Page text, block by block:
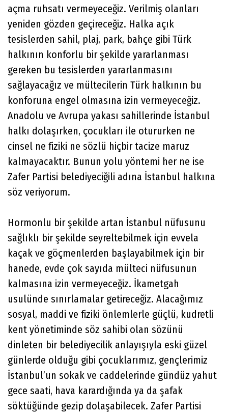
açma ruhsatı vermeyeceğiz. Verilmiş olanları
yeniden gözden geçireceğiz. Halka açık
tesislerden sahil, plaj, park, bahçe gibi Türk
halkının konforlu bir şekilde yararlanması
gereken bu tesislerden yararlanmasını
sağlayacağız ve mültecilerin Türk halkının bu
konforuna engel olmasına izin vermeyeceğiz.
Anadolu ve Avrupa yakası sahillerinde İstanbul
halkı dolaşırken, çocukları ile otururken ne
cinsel ne fiziki ne sözlü hiçbir tacize maruz
kalmayacaktır. Bunun yolu yöntemi her ne ise
Zafer Partisi belediyeciğili adına İstanbul halkına
söz veriyorum.
Hormonlu bir şekilde artan İstanbul nüfusunu
sağlıklı bir şekilde seyreltebilmek için evvela
kaçak ve göçmenlerden başlayabilmek için bir
hanede, evde çok sayıda mülteci nüfusunun
kalmasına izin vermeyeceğiz. İkametgah
usulünde sınırlamalar getireceğiz. Alacağımız
sosyal, maddi ve fiziki önlemlerle güçlü, kudretli
kent yönetiminde söz sahibi olan sözünü
dinleten bir belediyecilik anlayışıyla eski güzel
günlerde olduğu gibi çocuklarımız, gençlerimiz
İstanbul’un sokak ve caddelerinde gündüz yahut
gece saati, hava karardığında ya da şafak
söktüğünde gezip dolaşabilecek. Zafer Partisi